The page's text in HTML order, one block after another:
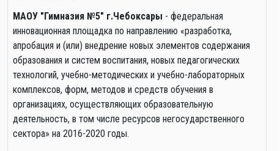
МАОУ "Гимназия №5" г.Чебоксары - федеральная
инновационная площадка по направлению «разработка,
апробация и (или) внедрение новых элементов содержания
образования и систем воспитания, новых педагогических
технологий, учебно-методических и учебно-лабораторных
комплексов, форм, методов и средств обучения в
организациях, осуществляющих образовательную
деятельность, в том числе ресурсов негосударственного
сектора» на 2016-2020 годы.